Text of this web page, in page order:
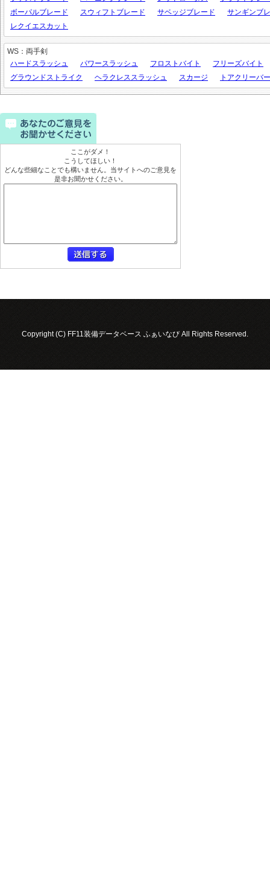
ボーパルブレード
スウィフトブレード サベッジブレード
サンギンブ
レクイエスカット
WS：両手剣
ハードスラッシュ
パワースラッシュ フロストバイト
フリーズバイト
グラウンドストライク
ヘラクレススラッシュ スカージ トアクリーバー
ここがダメ！
こうしてほしい！
どんな些細なことでも構いません。当サイトへのご意見を
是非お聞かせください。
Copyright (C) FF11装備データベース ふぁいなび All Rights Reserved.